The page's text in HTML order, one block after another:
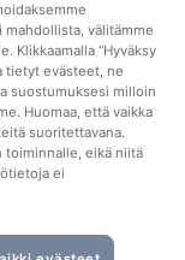
välitämme
Klikkaamalla “Hyväksy
tietyt evästeet, ne
suostumuksesi milloin
Huomaa, että vaikka
suoritettavana.
toiminnalle, eikä niitä
ei